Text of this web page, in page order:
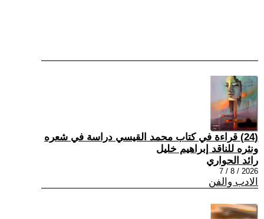
(24) قراءة في كتاب محمد القيسي دراسة في شعره
ونثره للناقد إبراهيم خليل
رائد الحواري
2026 / 8 / 7
الادب والفن